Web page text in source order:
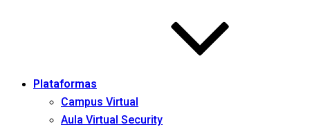
Plataformas
Campus Virtual
Aula Virtual Security